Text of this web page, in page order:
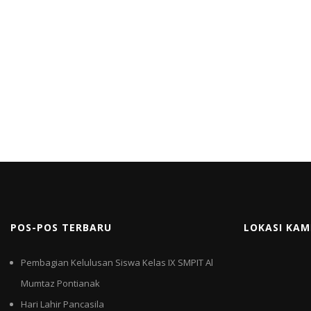
POS-POS TERBARU
Pembagian Kelulusan Siswa Kelas IX SMPIT Al
Mumtaz Pontianak
Hari Lahir Pancasila
LOKASI